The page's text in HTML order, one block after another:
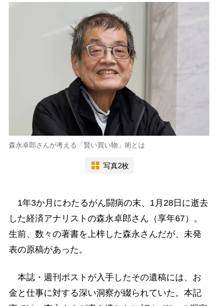
森永卓郎さんが考える「賢い買い物」術とは
写真2枚
1年3か月にわたるがん闘病の末、1月28日に逝去
した経済アナリストの森永卓郎さん（享年67）。
生前、数々の著書を上梓した森永さんだが、未発
表の原稿があった。
本誌・週刊ポストが入手したその遺稿には、お
金と仕事に対する深い洞察が綴られていた。本記